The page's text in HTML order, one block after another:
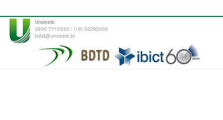
Unoeste
0800 7715533 / (18) 32292003
bdtd@unoeste.br